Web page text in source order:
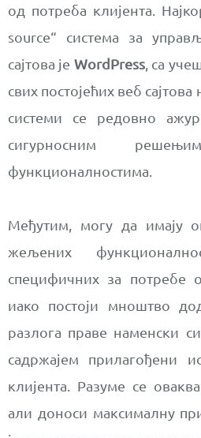
од потреба клијента.
source“ система за
сајтова је WordPress, са
свих постојећих веб
системи се редовно
сигурносним
функционалностима.
Међутим, могу да имају
жељених
специфичних за потребе
иако постоји мноштво
разлога праве наменски
садржајем прилагођени
клијента. Разуме се
али доноси максималну